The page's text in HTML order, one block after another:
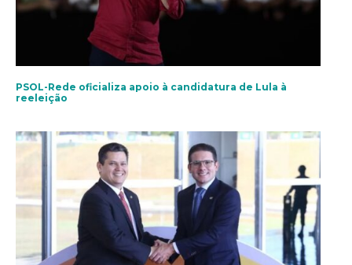
PSOL-Rede oficializa apoio à candidatura de Lula à
reeleição